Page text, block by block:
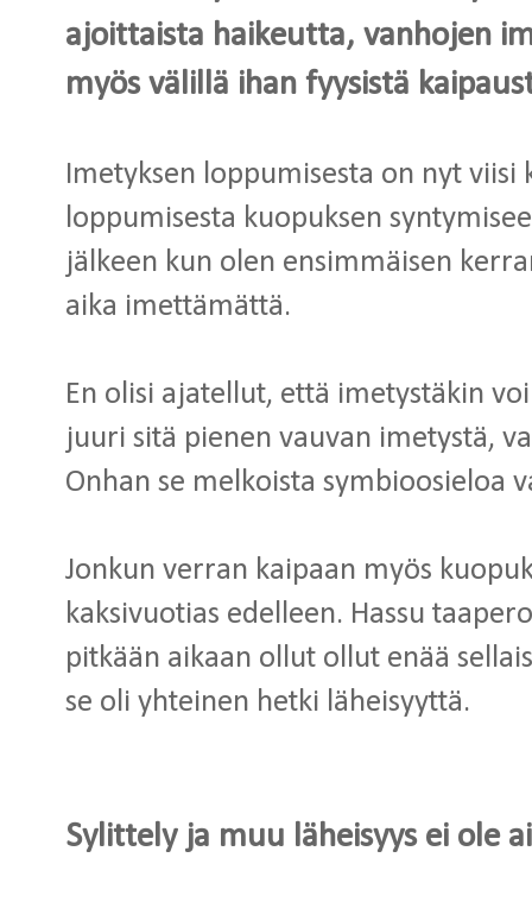
ajoittaista haikeutta, vanhojen
myös välillä ihan fyysistä
Imetyksen loppumisesta on nyt viisi
loppumisesta kuopuksen
jälkeen kun olen ensimmäisen
aika imettämättä.
En olisi ajatellut, että imetystäkin
juuri sitä pienen vauvan imetystä,
Onhan se melkoista symbioosieloa
Jonkun verran kaipaan myös
kaksivuotias edelleen. Hassu
pitkään aikaan ollut ollut enää
se oli yhteinen hetki läheisyyttä.
Sylittely ja muu läheisyys ei ole